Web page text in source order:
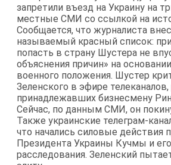
запретили въезд на Украину на
местные СМИ со ссылкой на
Сообщается, что журналиста
называемый красный список:
попасть в страну Шустера не
объяснения причин» на
военного положения. Шустер
Зеленского в эфире телеканалов,
принадлежавших бизнесмену
Сейчас, по данным СМИ, он
Также украинские телеграм-
что начались силовые действия
Президента Украины Кучмы и
расследования. Зеленский